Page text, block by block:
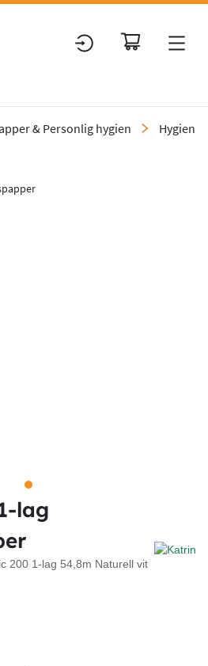
& Personlig hygien
lag
200 1-lag 54,8m Naturell vit